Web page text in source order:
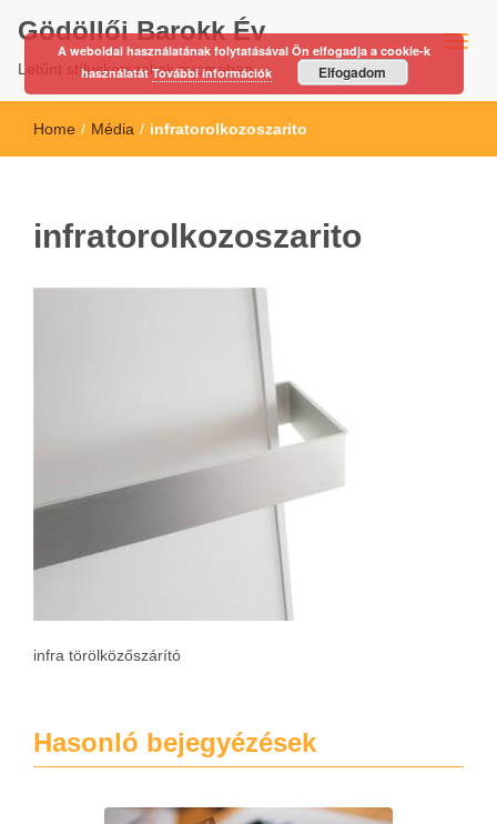
Gödöllői Barokk Év
Letűnt stíluskorszakok nyomában…
Home / Média / infratorolkozoszarito
infratorolkozoszarito
infra törölközőszárító
Hasonló bejegyézések
A weboldal használatának folytatásával Ön elfogadja a cookie-k
használatátTovábbi információk Elfogadom